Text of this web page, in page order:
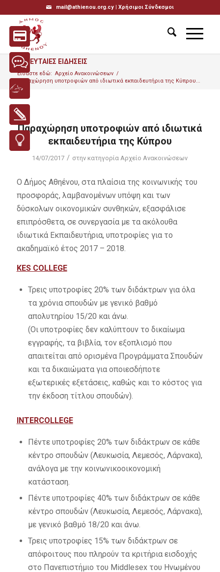
mail@athienou.org.cy | Χρήσιμοι Σύνδεσμοι
ΤΕΛΕΥΤΑΙΕΣ ΕΙΔΗΣΕΙΣ
Είσαστε εδώ: Αρχείο Ανακοινώσεων /
Παραχώρηση υποτροφιών από ιδιωτικά εκπαιδευτήρια της Κύπρου...
Παραχώρηση υποτροφιών από ιδιωτικά
εκπαιδευτήρια της Κύπρου
14/07/2017 / στην κατηγορίαΑρχείο Ανακοινώσεων
Ο Δήμος Αθηένου, στα πλαίσια της κοινωνικής του
προσφοράς, λαμβανομένων υπόψη και των
δύσκολων οικονομικών συνθηκών, εξασφάλισε
επιπρόσθετα, σε συνεργασία με τα ακόλουθα
ιδιωτικά Εκπαιδευτήρια, υποτροφίες για το
ακαδημαϊκό έτος 2017 – 2018.
KES COLLEGE
Τρεις υποτροφίες 20% των διδάκτρων για όλα
τα χρόνια σπουδών με γενικό βαθμό
απολυτηρίου 15/20 και άνω.
(Οι υποτροφίες δεν καλύπτουν το δικαίωμα
εγγραφής, τα βιβλία, τον εξοπλισμό που
απαιτείται από ορισμένα Προγράμματα Σπουδών
και τα δικαιώματα για οποιεσδήποτε
εξωτερικές εξετάσεις, καθώς και το κόστος για
την έκδοση τίτλου σπουδών).
INTERCOLLEGE
Πέντε υποτροφίες 20% των διδάκτρων σε κάθε
κέντρο σπουδών (Λευκωσία, Λεμεσός, Λάρνακα),
ανάλογα με την κοινωνικοοικονομική
κατάσταση.
Πέντε υποτροφίες 40% των διδάκτρων σε κάθε
κέντρο σπουδών (Λευκωσία, Λεμεσός, Λάρνακα),
με γενικό βαθμό 18/20 και άνω.
Τρεις υποτροφίες 15% των διδάκτρων σε
απόφοιτους που πληρούν τα κριτήρια εισδοχής
στο Πανεπιστήμιο του Middlesex του Ηνωμένου